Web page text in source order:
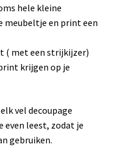
hele kleine
meubeltje en print een
( met een strijkijzer)
krijgen op je
vel decoupage
even leest, zodat je
gebruiken.